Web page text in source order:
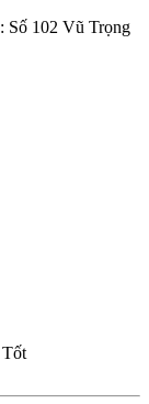
: Số 102 Vũ Trọng
Tốt